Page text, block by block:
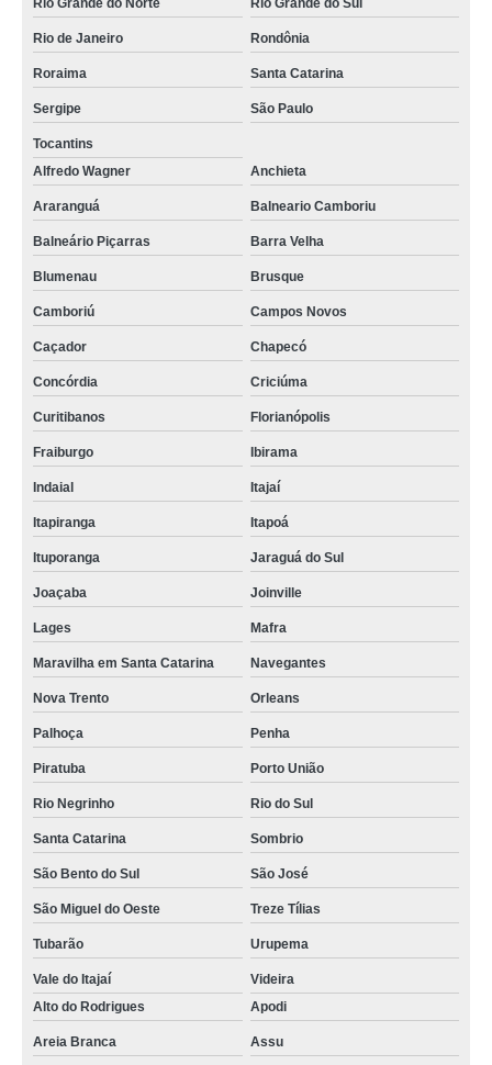
Rio Grande do Norte Rio Grande do Sul
Rio de Janeiro Rondônia
Roraima Santa Catarina
Sergipe São Paulo
Tocantins
Alfredo Wagner
Anchieta
Araranguá Balneario Camboriu
Balneário Piçarras Barra Velha
Blumenau Brusque
Camboriú Campos Novos
Caçador Chapecó
Concórdia Criciúma
Curitibanos Florianópolis
Fraiburgo Ibirama
Indaial Itajaí
Itapiranga Itapoá
Ituporanga Jaraguá do Sul
Joaçaba Joinville
Lages Mafra
Maravilha em Santa Catarina Navegantes
Nova Trento Orleans
Palhoça Penha
Piratuba Porto União
Rio Negrinho Rio do Sul
Santa Catarina Sombrio
São Bento do Sul São José
São Miguel do Oeste Treze Tílias
Tubarão Urupema
Vale do Itajaí
Videira
Alto do Rodrigues
Apodi
Areia Branca Assu